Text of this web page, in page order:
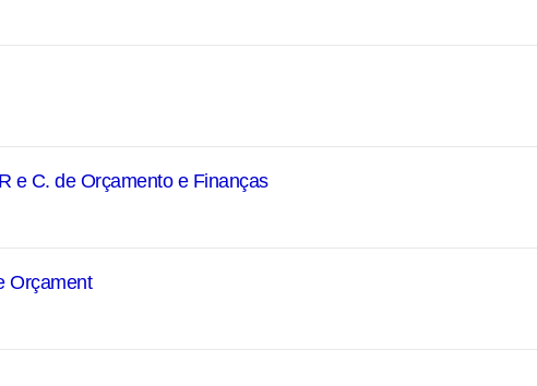
e C. de Orçamento e Finanças
Orçament